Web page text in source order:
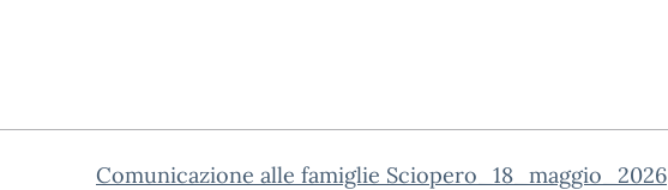
Comunicazione alle famiglie Sciopero_18_maggio_2026